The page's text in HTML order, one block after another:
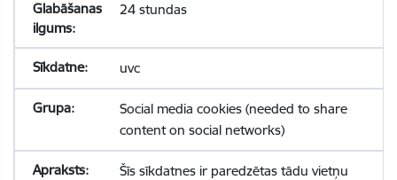
24 stundas
uvc
Social media cookies (needed to share
content on social networks)
Šīs sīkdatnes ir paredzētas tādu vietņu